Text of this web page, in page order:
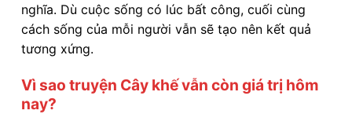
nghĩa. Dù cuộc sống có lúc bất công, cuối cùng
cách sống của mỗi người vẫn sẽ tạo nên kết quả
tương xứng.
Vì sao truyện Cây khế vẫn còn giá trị hôm
nay?